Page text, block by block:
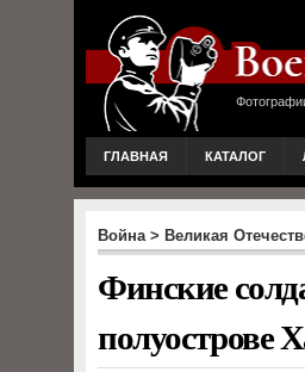
ГЛАВНАЯ КАТАЛОГ
Война> Великая
Финские
полуострове